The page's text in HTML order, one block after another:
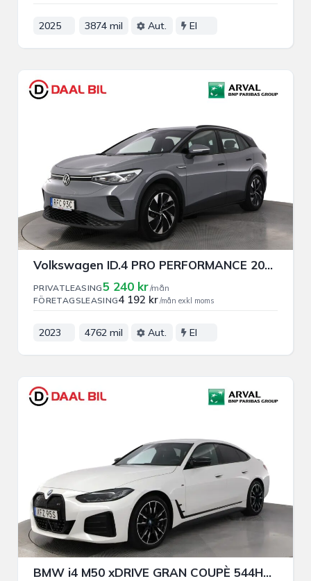
2025 3874 mil Aut. El
Volkswagen ID.4 PRO PERFORMANCE 204HK 82kWh PRIVAT/FÖRETAGSLEASING
PRIVATLEASING5 240 kr/mån
FÖRETAGSLEASING4 192 kr/mån exkl moms
2023 4762 mil Aut. El
BMW i4 M50 xDRIVE GRAN COUPÈ 544HK PRIVAT/FÖRETAGSLEASING